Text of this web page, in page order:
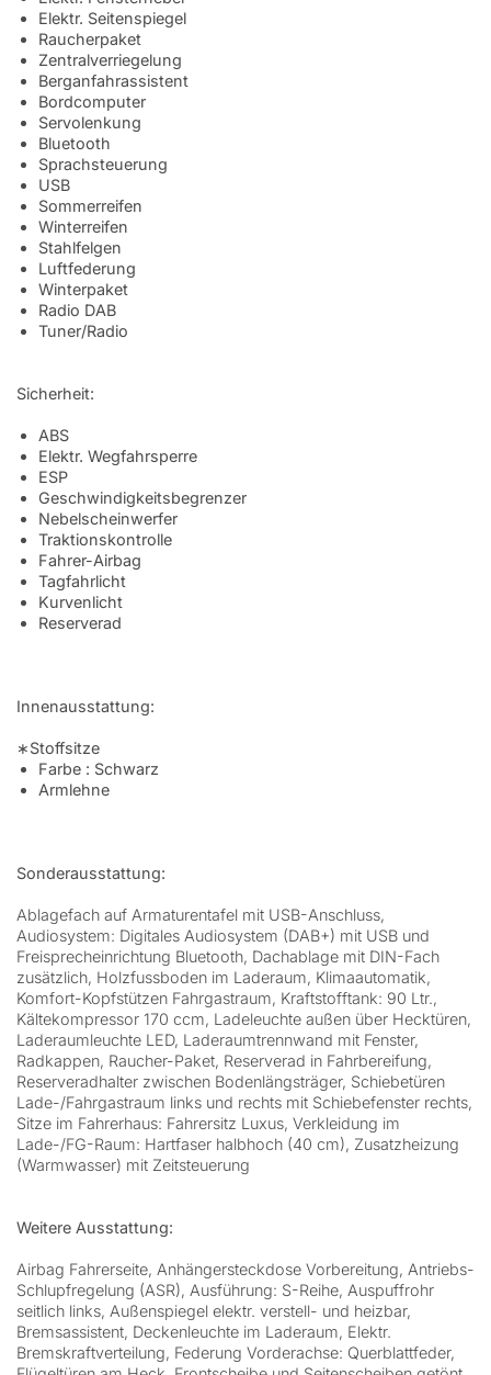
Elektr. Seitenspiegel
Raucherpaket
Zentralverriegelung
Berganfahrassistent
Bordcomputer
Servolenkung
Bluetooth
Sprachsteuerung
USB
Sommerreifen
Winterreifen
Stahlfelgen
Luftfederung
Winterpaket
Radio DAB
Tuner/Radio
Sicherheit:
ABS
Elektr. Wegfahrsperre
ESP
Geschwindigkeitsbegrenzer
Nebelscheinwerfer
Traktionskontrolle
Fahrer-Airbag
Tagfahrlicht
Kurvenlicht
Reserverad
Innenausstattung:
∗Stoffsitze
Farbe : Schwarz
Armlehne
Sonderausstattung:
Ablagefach auf Armaturentafel mit USB-Anschluss,
Audiosystem: Digitales Audiosystem (DAB+) mit USB und
Freisprecheinrichtung Bluetooth, Dachablage mit DIN-Fach
zusätzlich, Holzfussboden im Laderaum, Klimaautomatik,
Komfort-Kopfstützen Fahrgastraum, Kraftstofftank: 90 Ltr.,
Kältekompressor 170 ccm, Ladeleuchte außen über Hecktüren,
Laderaumleuchte LED, Laderaumtrennwand mit Fenster,
Radkappen, Raucher-Paket, Reserverad in Fahrbereifung,
Reserveradhalter zwischen Bodenlängsträger, Schiebetüren
Lade-/Fahrgastraum links und rechts mit Schiebefenster rechts,
Sitze im Fahrerhaus: Fahrersitz Luxus, Verkleidung im
Lade-/FG-Raum: Hartfaser halbhoch (40 cm), Zusatzheizung
(Warmwasser) mit Zeitsteuerung
Weitere Ausstattung:
Airbag Fahrerseite, Anhängersteckdose Vorbereitung, Antriebs-
Schlupfregelung (ASR), Ausführung: S-Reihe, Auspuffrohr
seitlich links, Außenspiegel elektr. verstell- und heizbar,
Bremsassistent, Deckenleuchte im Laderaum, Elektr.
Bremskraftverteilung, Federung Vorderachse: Querblattfeder,